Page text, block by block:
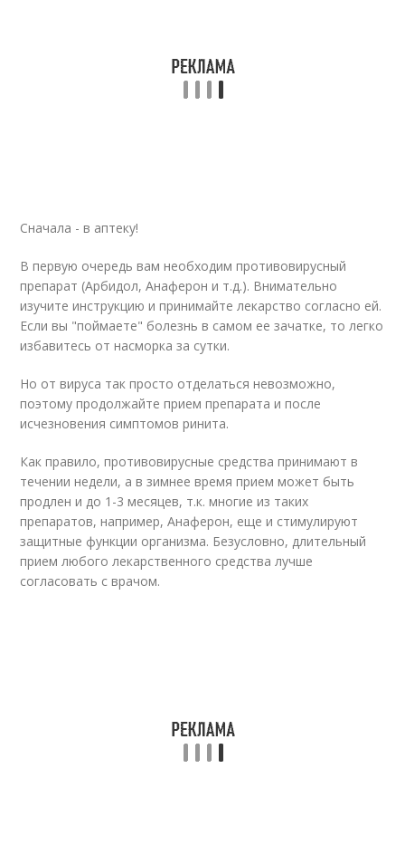
Сначала - в аптеку!
В первую очередь вам необходим противовирусный
препарат (Арбидол, Анаферон и т.д.). Внимательно
изучите инструкцию и принимайте лекарство согласно ей.
Если вы "поймаете" болезнь в самом ее зачатке, то легко
избавитесь от насморка за сутки.
Но от вируса так просто отделаться невозможно,
поэтому продолжайте прием препарата и после
исчезновения симптомов ринита.
Как правило, противовирусные средства принимают в
течении недели, а в зимнее время прием может быть
продлен и до 1-3 месяцев, т.к. многие из таких
препаратов, например, Анаферон, еще и стимулируют
защитные функции организма. Безусловно, длительный
прием любого лекарственного средства лучше
согласовать с врачом.